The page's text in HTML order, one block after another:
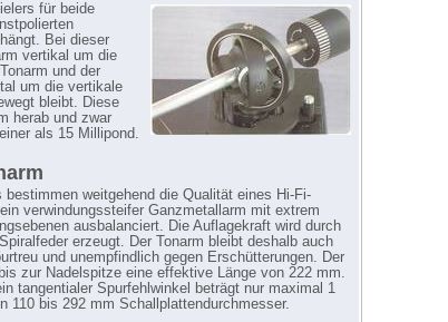
für beide
Bei dieser
vertikal um die
und der
um die vertikale
bleibt. Diese
herab und zwar
als 15 Millipond.
weitgehend die Qualität eines Hi-Fi-
verwindungssteifer Ganzmetallarm mit extrem
ausbalanciert. Die Auflagekraft wird durch
erzeugt. Der Tonarm bleibt deshalb auch
und unempfindlich gegen Erschütterungen. Der
zur Nadelspitze eine effektive Länge von 222 mm.
tangentialer Spurfehlwinkel beträgt nur maximal 1
110 bis 292 mm Schallplattendurchmesser.